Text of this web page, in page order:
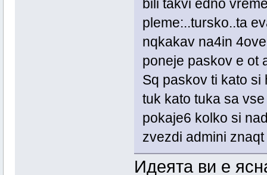
bili takvi edno
pleme:..tursko..ta
nqkakav na4in
poneje paskov e ot
Sq paskov ti kato si
tuk kato tuka sa
pokaje6 kolko si
zvezdi admini
Идеята ви е